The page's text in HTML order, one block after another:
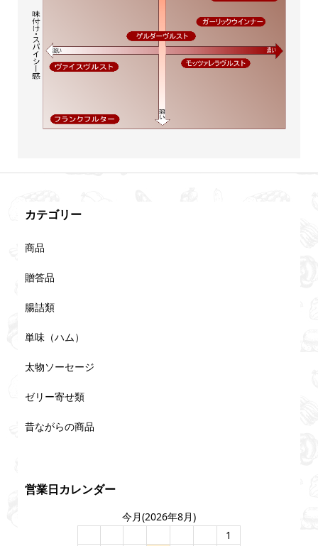
カテゴリー
商品
贈答品
腸詰類
単味（ハム）
太物ソーセージ
ゼリー寄せ類
昔ながらの商品
営業日カレンダー
今月(2026年8月)
1